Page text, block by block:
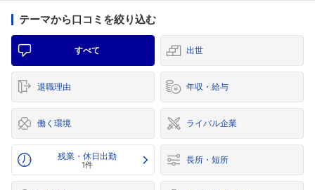
テーマから口コミを絞り込む
すべて 出世
退職理由 年収・給与
働く環境 ライバル企業
残業・休日出勤
1件 長所・短所